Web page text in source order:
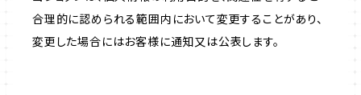
合理的に認められる範囲内において変更することがあり、
変更した場合にはお客様に通知又は公表します。